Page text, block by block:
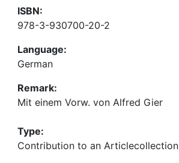
ISBN:
978-3-930700-20-2
Language:
German
Remark:
Mit einem Vorw. von Alfred Gier
Type:
Contribution to an Articlecollection